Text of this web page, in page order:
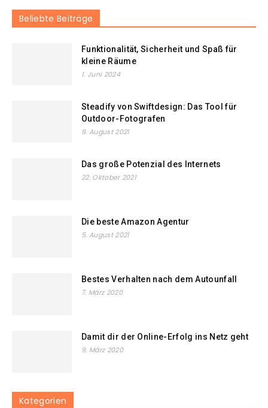
Beliebte Beiträge
Funktionalität, Sicherheit und Spaß für
kleine Räume
1. Juni 2024
Steadify von Swiftdesign: Das Tool für
Outdoor-Fotografen
9. August 2021
Das große Potenzial des Internets
22. Oktober 2021
Die beste Amazon Agentur
5. August 2021
Bestes Verhalten nach dem Autounfall
7. März 2020
Damit dir der Online-Erfolg ins Netz geht
9. März 2020
Kategorien